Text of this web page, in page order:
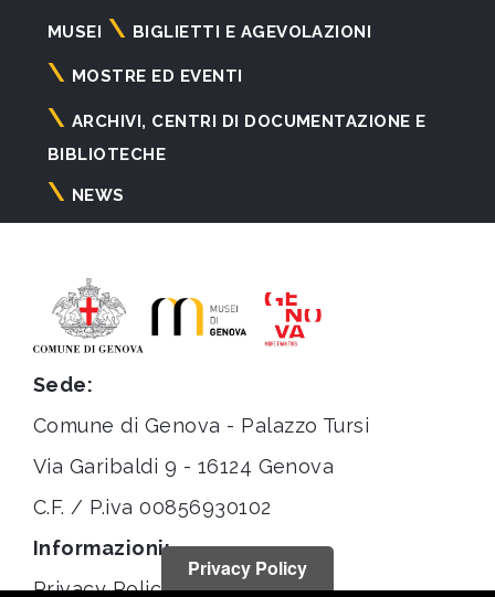
Navigazione
principale
MUSEI BIGLIETTI E AGEVOLAZIONI
MOSTRE ED EVENTI
ARCHIVI, CENTRI DI DOCUMENTAZIONE E
BIBLIOTECHE
NEWS
Sede:
Comune di Genova - Palazzo Tursi
Via Garibaldi 9 - 16124 Genova
C.F. / P.iva 00856930102
Informazioni:
Privacy Policy
Privacy Policy